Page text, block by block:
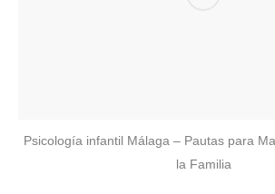
Psicología infantil Málaga – Pautas para
la Familia